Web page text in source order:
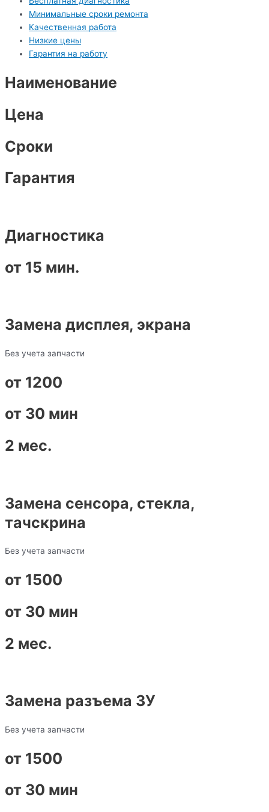
Минимальные сроки ремонта
Качественная работа
Низкие цены
Гарантия на работу
Наименование
Цена
Сроки
Гарантия
Диагностика
от 15 мин.
Замена дисплея, экрана
Без учета запчасти
от 1200
от 30 мин
2 мес.
Замена сенсора, стекла,
тачскрина
Без учета запчасти
от 1500
от 30 мин
2 мес.
Замена разъема ЗУ
Без учета запчасти
от 1500
от 30 мин